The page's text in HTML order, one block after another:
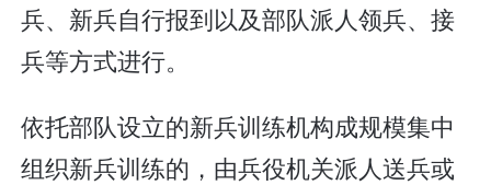
兵、新兵自行报到以及部队派人领兵、接
兵等方式进行。
依托部队设立的新兵训练机构成规模集中
组织新兵训练的，由兵役机关派人送兵或